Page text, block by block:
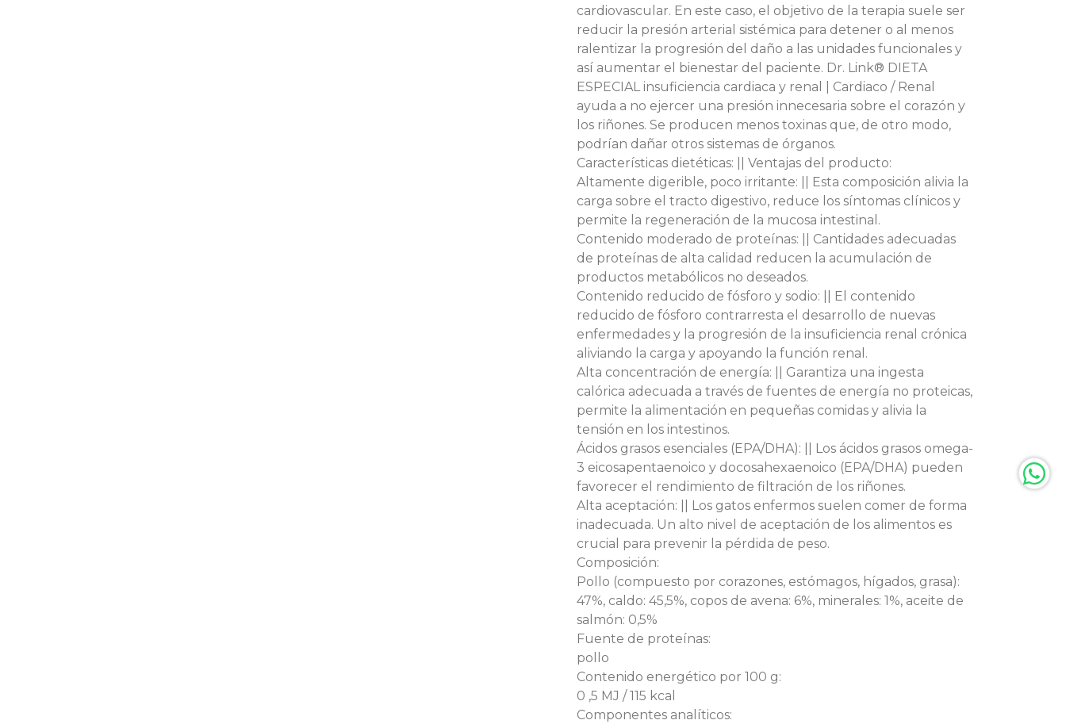
cardiovascular. En este caso, el objetivo de la terapia suele ser
reducir la presión arterial sistémica para detener o al menos
ralentizar la progresión del daño a las unidades funcionales y
así aumentar el bienestar del paciente. Dr. Link® DIETA
ESPECIAL insuficiencia cardiaca y renal | Cardiaco / Renal
ayuda a no ejercer una presión innecesaria sobre el corazón y
los riñones. Se producen menos toxinas que, de otro modo,
podrían dañar otros sistemas de órganos.
Características dietéticas: || Ventajas del producto:
Altamente digerible, poco irritante: || Esta composición alivia la
carga sobre el tracto digestivo, reduce los síntomas clínicos y
permite la regeneración de la mucosa intestinal.
Contenido moderado de proteínas: || Cantidades adecuadas
de proteínas de alta calidad reducen la acumulación de
productos metabólicos no deseados.
Contenido reducido de fósforo y sodio: || El contenido
reducido de fósforo contrarresta el desarrollo de nuevas
enfermedades y la progresión de la insuficiencia renal crónica
aliviando la carga y apoyando la función renal.
Alta concentración de energía: || Garantiza una ingesta
calórica adecuada a través de fuentes de energía no proteicas,
permite la alimentación en pequeñas comidas y alivia la
tensión en los intestinos.
Ácidos grasos esenciales (EPA/DHA): || Los ácidos grasos omega-
3 eicosapentaenoico y docosahexaenoico (EPA/DHA) pueden
favorecer el rendimiento de filtración de los riñones.
Alta aceptación: || Los gatos enfermos suelen comer de forma
inadecuada. Un alto nivel de aceptación de los alimentos es
crucial para prevenir la pérdida de peso.
Composición:
Pollo (compuesto por corazones, estómagos, hígados, grasa):
47%, caldo: 45,5%, copos de avena: 6%, minerales: 1%, aceite de
salmón: 0,5%
Fuente de proteínas:
pollo
Contenido energético por 100 g:
0 ,5 MJ / 115 kcal
Componentes analíticos: